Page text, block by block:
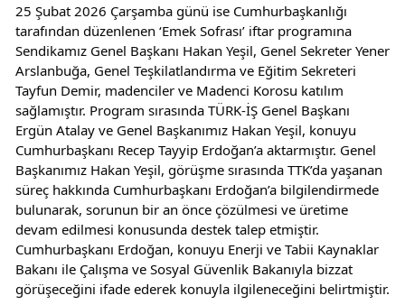
25 Şubat 2026 Çarşamba günü ise Cumhurbaşkanlığı
tarafından düzenlenen ‘Emek Sofrası’ iftar programına
Sendikamız Genel Başkanı Hakan Yeşil, Genel Sekreter Yener
Arslanbuğa, Genel Teşkilatlandırma ve Eğitim Sekreteri
Tayfun Demir, madenciler ve Madenci Korosu katılım
sağlamıştır. Program sırasında TÜRK-İŞ Genel Başkanı
Ergün Atalay ve Genel Başkanımız Hakan Yeşil, konuyu
Cumhurbaşkanı Recep Tayyip Erdoğan’a aktarmıştır. Genel
Başkanımız Hakan Yeşil, görüşme sırasında TTK’da yaşanan
süreç hakkında Cumhurbaşkanı Erdoğan’a bilgilendirmede
bulunarak, sorunun bir an önce çözülmesi ve üretime
devam edilmesi konusunda destek talep etmiştir.
Cumhurbaşkanı Erdoğan, konuyu Enerji ve Tabii Kaynaklar
Bakanı ile Çalışma ve Sosyal Güvenlik Bakanıyla bizzat
görüşeceğini ifade ederek konuyla ilgileneceğini belirtmiştir.